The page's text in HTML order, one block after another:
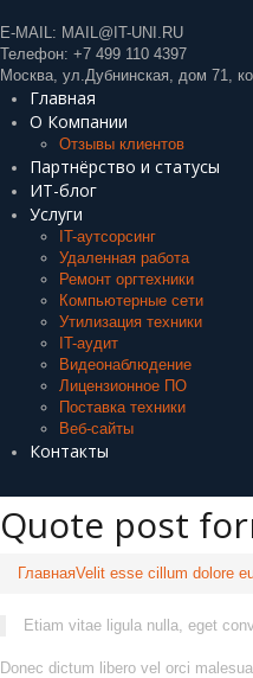
E-MAIL: MAIL@IT-UNI.RU
Телефон: +7 499 110 4397
Москва, ул.Дубнинская, дом 71,
Главная
О Компании
Отзывы клиентов
Партнёрство и статусы
ИТ-блог
Услуги
IT-аутсорсинг
Удаленная работа
Ремонт оргтехники
Компьютерные сети
Утилизация техники
IT-аудит
Видеонаблюдение
Лицензионное ПО
Поставка техники
Веб-сайты
Контакты
Quote post
ГлавнаяVelit esse cillum dolore
Etiam vitae ligula nulla, eget
Donec dictum libero vel orci